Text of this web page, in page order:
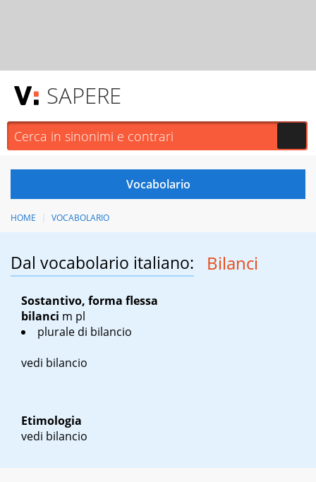
SAPERE
HOME VOCABOLARIO
Dal vocabolario italiano: Bilanci
Sostantivo, forma flessa
bilanci m pl
plurale di bilancio
vedi bilancio
Etimologia
vedi bilancio